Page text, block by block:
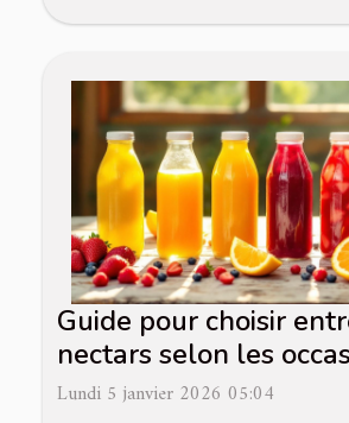
Guide pour choisir
nectars selon les
Lundi 5 janvier 2026 05:04